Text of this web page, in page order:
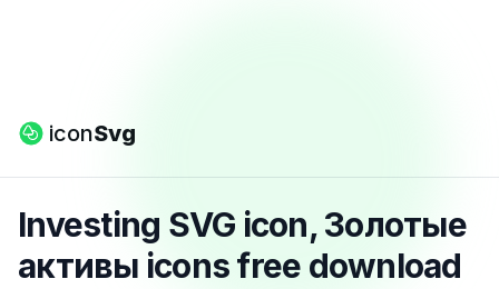
iconSvg
Investing SVG icon, Золотые
активы icons free download